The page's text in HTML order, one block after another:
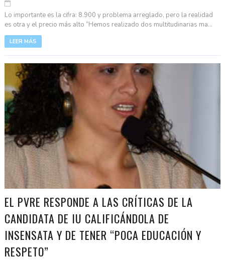
Lo importante es la cifra: 8.900 y problema arreglado, pero la realidad
es otra y el precio más alto “Hemos realizado dos multitudinarias ma...
LEER MÁS
EL PVRE RESPONDE A LAS CRÍTICAS DE LA
CANDIDATA DE IU CALIFICÁNDOLA DE
INSENSATA Y DE TENER “POCA EDUCACIÓN Y
RESPETO”